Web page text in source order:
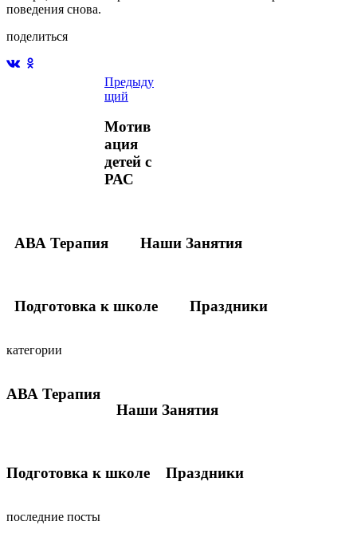
поведения снова.
поделиться
Предыду
щий
Мотив
ация
детей с
РАС
АВА Терапия Наши Занятия
Подготовка к школе Праздники
категории
АВА Терапия
Наши Занятия
Подготовка к школе Праздники
последние посты